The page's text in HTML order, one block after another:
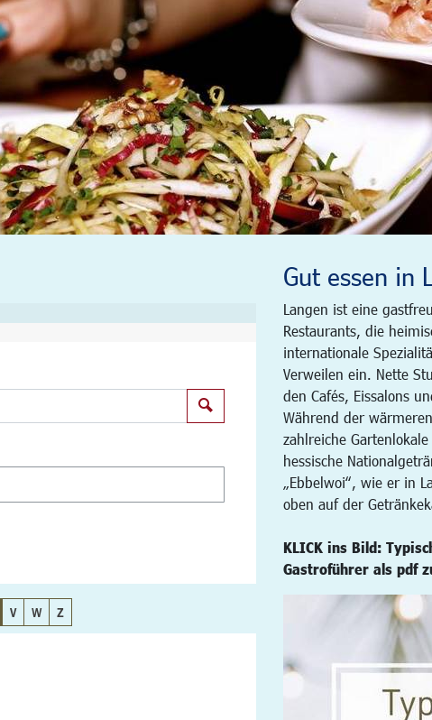
Gut essen in
Langen ist eine
Restaurants, die
internationale
Verweilen ein. Nette
den Cafés, Eissalons
Während der
zahlreiche
hessische
„Ebbelwoi“, wie er in
oben auf der
KLICK ins Bild:
Gastroführer als pdf
V W Z